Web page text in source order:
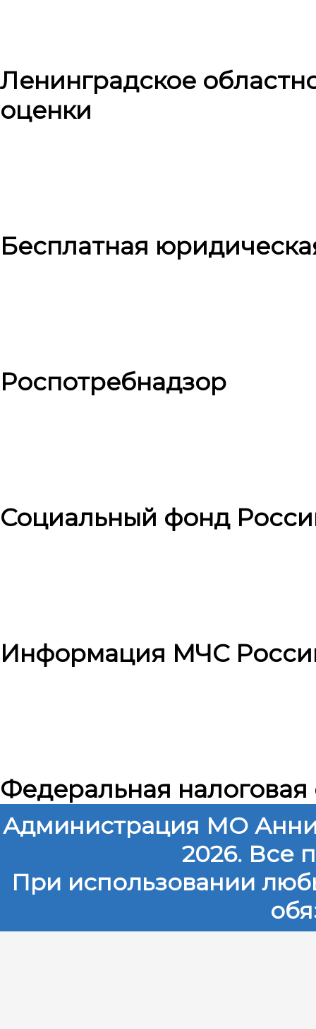
Ленинградское
оценки
Бесплатная
Роспотребнадзор
Социальный фонд
Информация МЧС
Федеральная налоговая
Администрация МО
2026. Все
При использовании